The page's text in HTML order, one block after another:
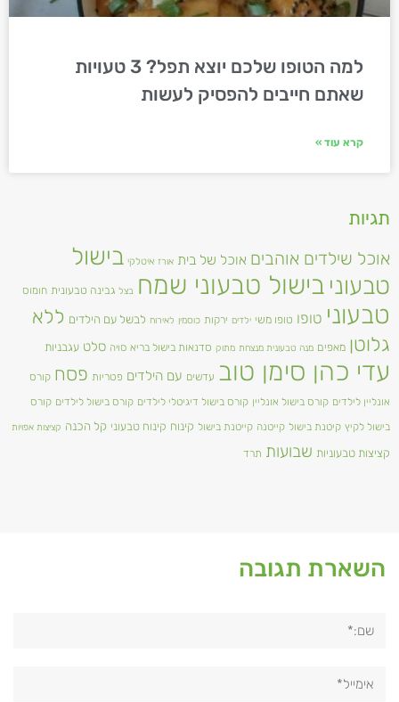
למה הטופו שלכם יוצא תפל? 3 טעויות
שאתם חייבים להפסיק לעשות
קרא עוד »
תגיות
אוכל שילדים אוהבים אוכל של בית אורז איטלקי בישול
טבעוני בישול טבעוני שמח בצל גבינה טבעונית חומוס
טבעוני טופו טופו משי ילדים ירקות כוסמין לאירוח לבשל עם הילדים ללא
גלוטן מאפים מנה טבעונית מנצחת מתוק סדנאות בישול בריא סויה סלט עגבניות
עדי כהן סימן טוב עדשים עם הילדים פטריות פסח קורס
אונליין לילדים קורס בישול אונליין קורס בישול דיגיטלי לילדים קורס בישול לילדים קורס
בישול לקיץ קיטנת בישול קייטנה קייטנת בישול קינוח קינוח טבעוני קל הכנה קציצות אפויות
קציצות טבעוניות שבועות תרד
השארת תגובה